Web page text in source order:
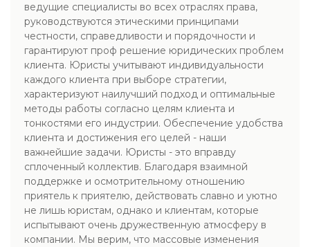
ведущие специалисты во всех отраслях права,
руководствуются этическими принципами
честности, справедливости и порядочности и
гарантируют проф решение юридических проблем
клиента. Юристы учитывают индивидуальности
каждого клиента при выборе стратегии,
характеризуют наилучший подход и оптимальные
методы работы согласно целям клиента и
тонкостями его индустрии. Обеспечение удобства
клиента и достижения его целей - наши
важнейшие задачи. Юристы - это вправду
сплоченный коллектив. Благодаря взаимной
поддержке и осмотрительному отношению
приятель к приятелю, действовать славно и уютно
не лишь юристам, однако и клиентам, которые
испытывают очень дружественную атмосферу в
компании. Мы верим, что массовые изменения